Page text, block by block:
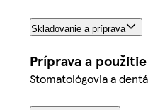
Skladovanie a príprava
Príprava a použitie
Stomatológovia a